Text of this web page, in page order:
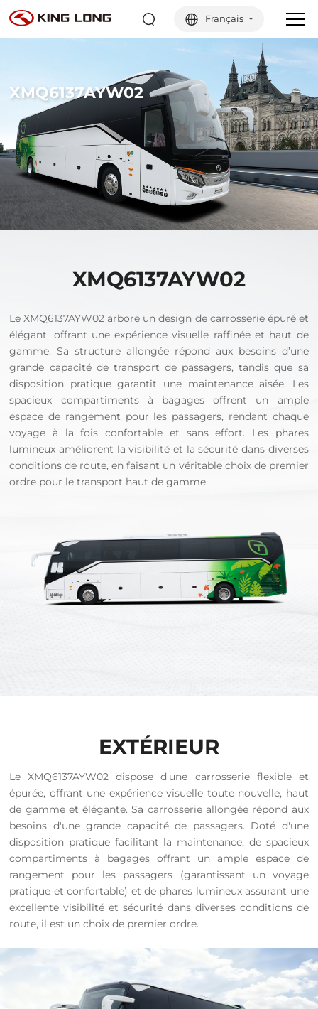
Français
XMQ6137AYW02
XMQ6137AYW02
Le XMQ6137AYW02 arbore un design de carrosserie épuré et
élégant, offrant une expérience visuelle raffinée et haut de
gamme. Sa structure allongée répond aux besoins d’une
grande capacité de transport de passagers, tandis que sa
disposition pratique garantit une maintenance aisée. Les
spacieux compartiments à bagages offrent un ample
espace de rangement pour les passagers, rendant chaque
voyage à la fois confortable et sans effort. Les phares
lumineux améliorent la visibilité et la sécurité dans diverses
conditions de route, en faisant un véritable choix de premier
ordre pour le transport haut de gamme.
EXTÉRIEUR
Le XMQ6137AYW02 dispose d'une carrosserie flexible et
épurée, offrant une expérience visuelle toute nouvelle, haut
de gamme et élégante. Sa carrosserie allongée répond aux
besoins d'une grande capacité de passagers. Doté d'une
disposition pratique facilitant la maintenance, de spacieux
compartiments à bagages offrant un ample espace de
rangement pour les passagers (garantissant un voyage
pratique et confortable) et de phares lumineux assurant une
excellente visibilité et sécurité dans diverses conditions de
route, il est un choix de premier ordre.